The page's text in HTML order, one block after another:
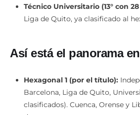
Técnico Universitario (13° con 28
Liga de Quito, ya clasificado al
Así está el panorama
Hexagonal 1 (por el título):
Barcelona, Liga de Quito,
clasificados). Cuenca, Orense y